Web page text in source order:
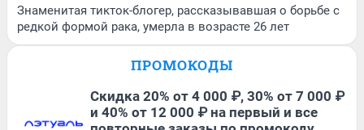
Знаменитая тикток-блогер, рассказывавшая о борьбе с
редкой формой рака, умерла в возрасте 26 лет
ПРОМОКОДЫ
Скидка 20% от 4 000 ₽, 30% от 7 000 ₽
и 40% от 12 000 ₽ на первый и все